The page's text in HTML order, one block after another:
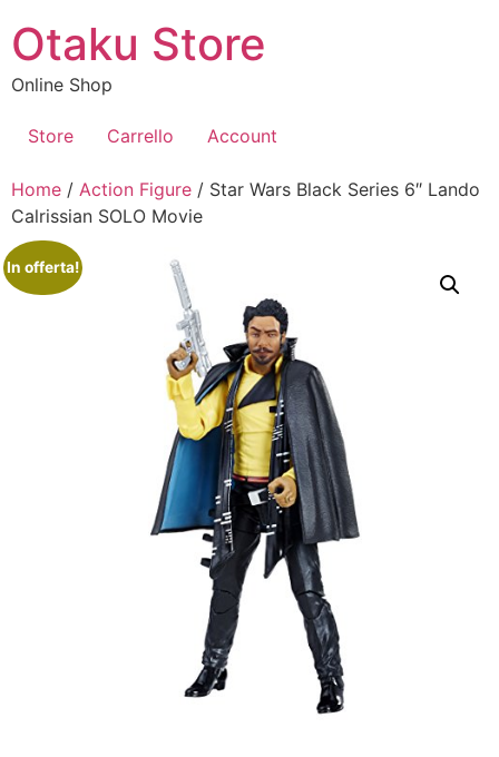
contenuto
Otaku Store
Online Shop
Store Carrello Account
Home / Action Figure / Star Wars Black Series 6″ Lando
Calrissian SOLO Movie
In offerta!